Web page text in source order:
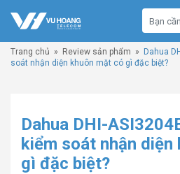
Trang chủ » Review sản phẩm »
Dahua
soát nhận diện khuôn mặt có gì đặc biệt?
Dahua DHI-
kiểm soát nhận diện
gì đặc biệt?